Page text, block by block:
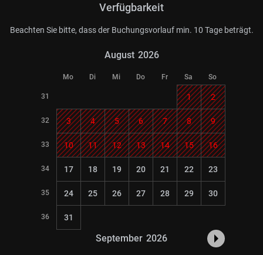
Verfügbarkeit
Beachten Sie bitte, dass der Buchungsvorlauf min. 10 Tage beträgt.
August 2026
Mo Di Mi Do Fr Sa So
31 1 2
32 3 4 5 6 7 8 9
33 10 11 12 13 14 15 16
34 17 18 19 20 21 22 23
35 24 25 26 27 28 29 30
36 31
September 2026